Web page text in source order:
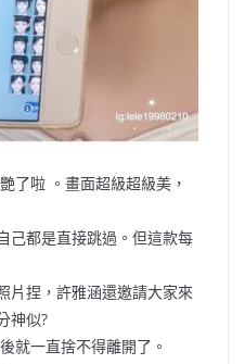
了啦 。畫面超級超級美，
己都是直接跳過。但這款每
片捏，許雅涵還邀請大家來
神似?
就一直捨不得離開了。